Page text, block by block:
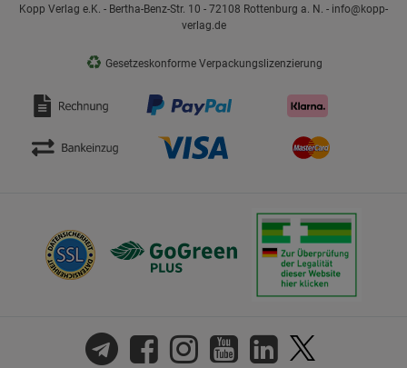
Kopp Verlag e.K. - Bertha-Benz-Str. 10 - 72108 Rottenburg a. N. - info@kopp-
verlag.de
♻ Gesetzeskonforme Verpackungslizenzierung